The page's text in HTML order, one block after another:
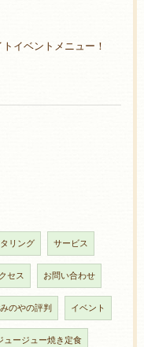
イベントメニュー！
リング サービス
セス お問い合わせ
のやの評判 イベント
ュージュー焼き定食